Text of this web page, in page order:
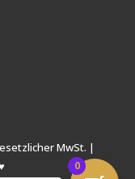
MwSt. |
0